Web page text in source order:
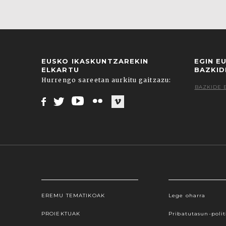
EUSKO IKASKUNTZAREKIN
ELKARTU
Hurrengo sareetan aurkitu gaitzazu:
EGIN
BAZKIDE
EREMU TEMATIKOAK
PROIEKTUAK
Lege oharra
Pribatutasun-
Webgune honek cookieak erabiltzen ditu,
hauta dezakezu. Cookie batzuk blokeatu nahi